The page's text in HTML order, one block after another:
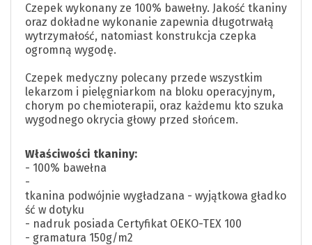
Czepek wykonany ze 100% bawełny. Jakość tkaniny
oraz dokładne wykonanie zapewnia długotrwałą
wytrzymałość, natomiast konstrukcja czepka
ogromną wygodę.
Czepek medyczny polecany przede wszystkim
lekarzom i pielęgniarkom na bloku operacyjnym,
chorym po chemioterapii, oraz każdemu kto szuka
wygodnego okrycia głowy przed słońcem.
Właściwości tkaniny:
- 100% bawełna
-
tkanina podwójnie wygładzana - wyjątkowa gładko
ść w dotyku
- nadruk posiada Certyfikat OEKO-TEX 100
- gramatura 150g/m2